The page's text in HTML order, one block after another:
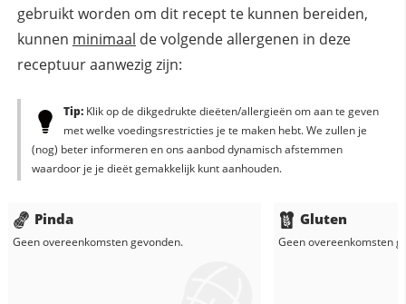
gebruikt worden om dit recept te kunnen bereiden,
kunnen minimaal de volgende allergenen in deze
receptuur aanwezig zijn:
Tip:Klik op de dikgedrukte dieëten/allergieën om aan te geven
met welke voedingsrestricties je te maken hebt. We zullen je
(nog) beter informeren en ons aanbod dynamisch afstemmen
waardoor je je dieët gemakkelijk kunt aanhouden.
Pinda
Geen overeenkomsten gevonden.
Gluten
Geen overeenkomsten